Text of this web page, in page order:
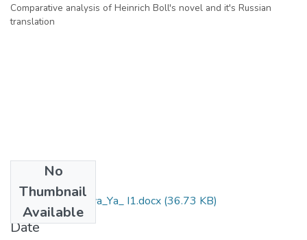
Comparative analysis of Heinrich Boll's novel and it's Russian
translation
No
Thumbnail
Available
6.020303_Hayova_Yа_ I1.docx (36.73 KB)
Date